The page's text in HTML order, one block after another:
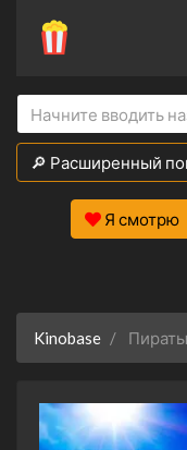
🔎 Расширенный
Я смотрю
Kinobase